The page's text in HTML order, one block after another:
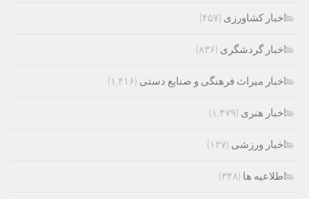
اخبار کشاورزی (۴۵۷)
اخبار گردشگری (۸۳۶)
اخبار میراث فرهنگی و صنایع دستی (۱,۴۱۶)
اخبار هنری (۱,۴۷۹)
اخبار ورزشی (۱۲۷)
اطلاعیه ها (۳۴۸)